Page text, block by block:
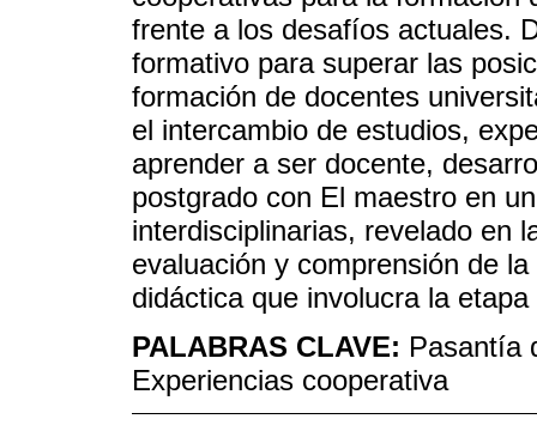
frente a los desafíos actuales.
formativo para superar las
formación de docentes
el intercambio de estudios,
aprender a ser docente,
postgrado con El maestro en
interdisciplinarias, revelado en
evaluación y comprensión de
didáctica que involucra la
PALABRAS CLAVE: Pasantía
Experiencias cooperativa